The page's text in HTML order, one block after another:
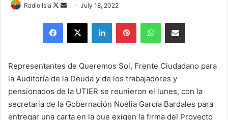
Radio Isla
Follow
Send
email
July 18, 2022
Facebook
X LinkedInPinterestWhatsAppShare via Email
Representantes de Queremos Sol, Frente Ciudadano para
la Auditoría de la Deuda y de los trabajadores y
pensionados de la UTIER se reunieron el lunes, con la
secretaria de la Gobernación Noelia García Bardales para
entregar una carta en la que exigen la firma del Proyecto